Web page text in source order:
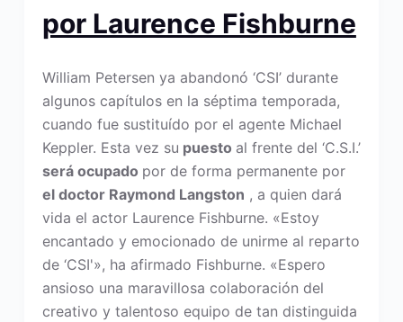
por Laurence Fishburne
William Petersen ya abandonó ‘CSI’ durante
algunos capítulos en la séptima temporada,
cuando fue sustituído por el agente Michael
Keppler. Esta vez su puesto al frente del ‘C.S.I.’
será ocupado por de forma permanente por
el doctor Raymond Langston , a quien dará
vida el actor Laurence Fishburne. «Estoy
encantado y emocionado de unirme al reparto
de ‘CSI'», ha afirmado Fishburne. «Espero
ansioso una maravillosa colaboración del
creativo y talentoso equipo de tan distinguida